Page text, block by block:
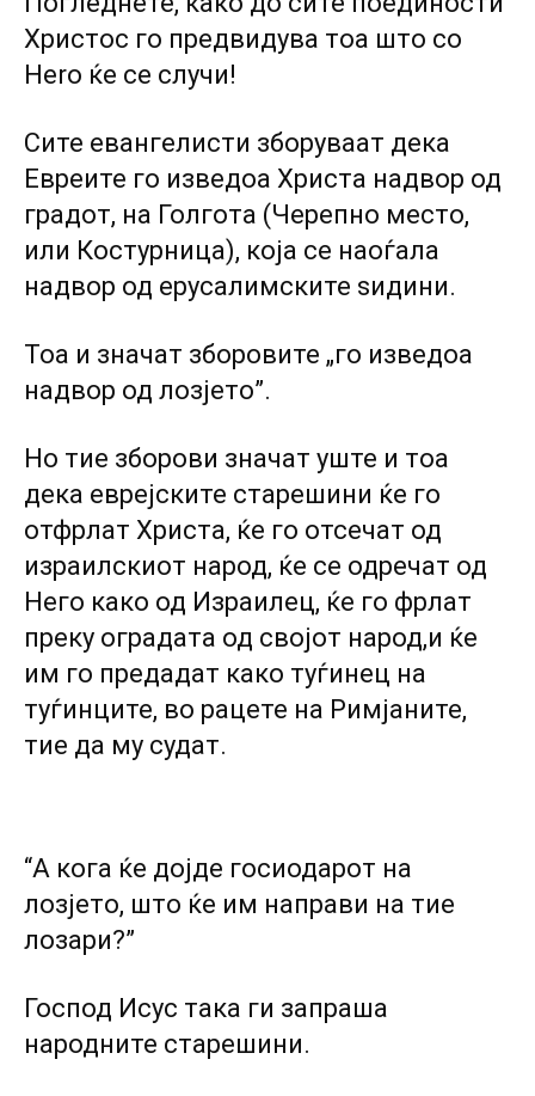
Христос го предвидува тоа што co
Hero ќе се случи!
Сите евангелисти зборуваат дека
Евреите го изведоа Христа надвор од
градот, на Голгота (Черепно место,
или Костурница), која се наоѓала
надвор од ерусалимските ѕидини.
Тоа и значат зборовите „го изведоа
надвор од лозјето”.
Но тие зборови значат уште и тоа
дека еврејските старешини ќе го
отфрлат Христа, ќе го отсечат од
израилскиот народ, ќе се одречат од
Heгo како од Израилец, ќе го фрлат
преку оградата од својот народ,и ќе
им го предадат како туѓинец на
туѓинците, во рацете на Римјаните,
тие да му судат.
“А кога ќе дојде госиодарот на
лозјето, што ќе им направи на тие
лозари?”
Господ Исус така ги запраша
народните старешини.